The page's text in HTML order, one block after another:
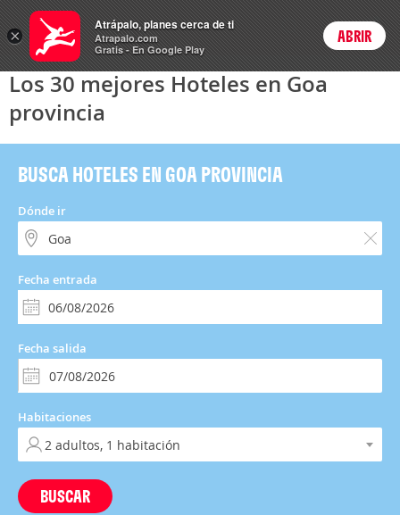
Hoteles Login
Los 30 mejores Hoteles en Goa
provincia
BUSCA HOTELES EN GOA PROVINCIA
Dónde ir
Fecha entrada
Fecha salida
Habitaciones
BUSCAR
×
Atrápalo, planes cerca de ti
Atrapalo.com
Gratis - En Google Play
ABRIR